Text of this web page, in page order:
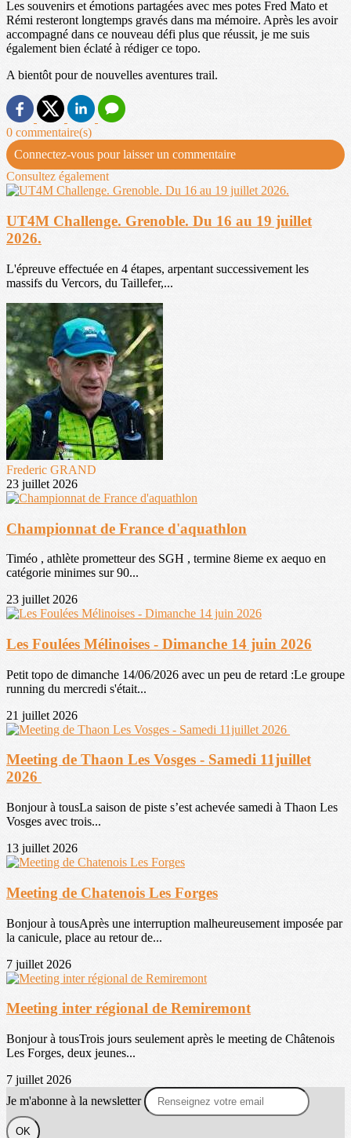
Les souvenirs et émotions partagées avec mes potes Fred Mato et
Rémi resteront longtemps gravés dans ma mémoire. Après les avoir
accompagné dans ce nouveau défi plus que réussit, je me suis
également bien éclaté à rédiger ce topo.
A bientôt pour de nouvelles aventures trail.
0 commentaire(s)
Connectez-vous pour laisser un commentaire
Consultez également
UT4M Challenge. Grenoble. Du 16 au 19 juillet
2026.
L'épreuve effectuée en 4 étapes, arpentant successivement les
massifs du Vercors, du Taillefer,...
Frederic GRAND
23 juillet 2026
Championnat de France d'aquathlon
Timéo , athlète prometteur des SGH , termine 8ieme ex aequo en
catégorie minimes sur 90...
23 juillet 2026
Les Foulées Mélinoises - Dimanche 14 juin 2026
Petit topo de dimanche 14/06/2026 avec un peu de retard :Le groupe
running du mercredi s'était...
21 juillet 2026
Meeting de Thaon Les Vosges - Samedi 11juillet
2026
Bonjour à tousLa saison de piste s’est achevée samedi à Thaon Les
Vosges avec trois...
13 juillet 2026
Meeting de Chatenois Les Forges
Bonjour à tousAprès une interruption malheureusement imposée par
la canicule, place au retour de...
7 juillet 2026
Meeting inter régional de Remiremont
Bonjour à tousTrois jours seulement après le meeting de Châtenois
Les Forges, deux jeunes...
7 juillet 2026
Je m'abonne à la newsletter
OK